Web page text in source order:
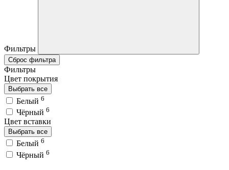
Фильтры
Сброс фильтра
Фильтры
Цвет покрытия
Выбрать все
Белый 6
Чёрный 6
Цвет вставки
Выбрать все
Белый 6
Чёрный 6